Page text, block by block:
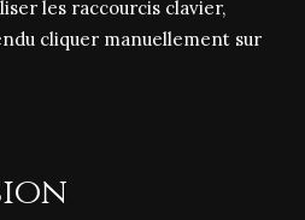
les raccourcis clavier,
cliquer manuellement sur